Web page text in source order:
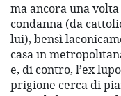
ma ancora una volta
condanna (da
lui), bensì
casa in
e, di contro, l’ex
prigione cerca di